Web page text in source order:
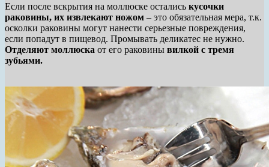
Если после вскрытия на моллюске остались кусочки
раковины, их извлекают ножом – это обязательная мера, т.к.
осколки раковины могут нанести серьезные повреждения,
если попадут в пищевод. Промывать деликатес не нужно.
Отделяют моллюска от его раковины вилкой с тремя
зубьями.